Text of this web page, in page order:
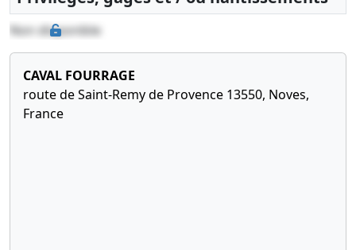
Non disponible
CAVAL FOURRAGE
route de Saint-Remy de Provence 13550, Noves,
France